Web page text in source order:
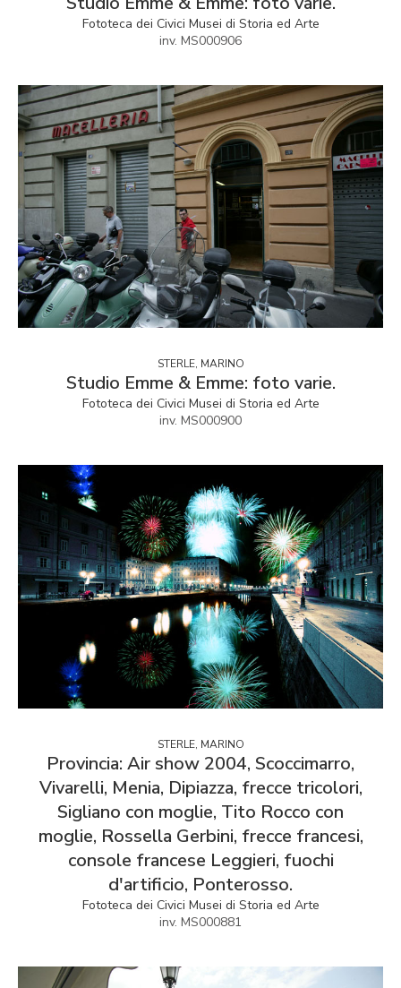
Fototeca dei Civici Musei di Storia ed Arte
inv. MS000906
STERLE, MARINO
Studio Emme & Emme: foto varie.
Fototeca dei Civici Musei di Storia ed Arte
inv. MS000900
STERLE, MARINO
Provincia: Air show 2004, Scoccimarro,
Vivarelli, Menia, Dipiazza, frecce tricolori,
Sigliano con moglie, Tito Rocco con
moglie, Rossella Gerbini, frecce francesi,
console francese Leggieri, fuochi
d'artificio, Ponterosso.
Fototeca dei Civici Musei di Storia ed Arte
inv. MS000881